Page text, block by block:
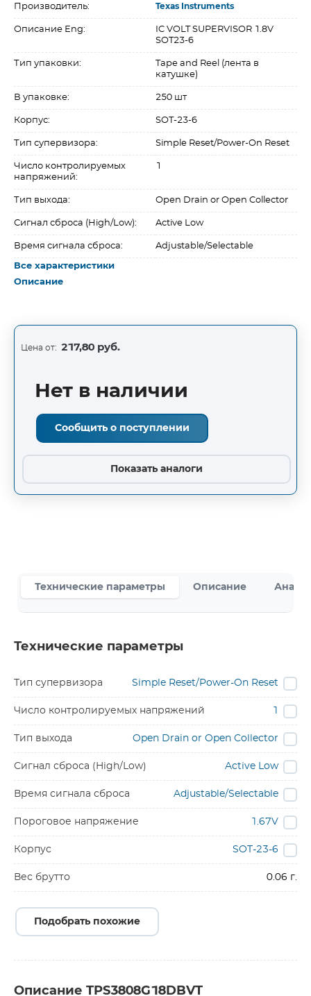
Производитель: Texas Instruments
Описание Eng:
IC VOLT SUPERVISOR 1.8V
SOT23-6
Тип упаковки:
Tape and Reel (лента в
катушке)
В упаковке: 250 шт
Корпус: SOT-23-6
Тип супервизора: Simple Reset/Power-On Reset
Число контролируемых
напряжений:
1
Тип выхода: Open Drain or Open Collector
Сигнал сброса (High/Low): Active Low
Время сигнала сброса: Adjustable/Selectable
Все характеристики
Описание
Цена от: 217,80 руб.
Нет в наличии
Сообщить о поступлении
Показать аналоги
Технические параметры Описание
Технические параметры
Тип супервизора Simple Reset/Power-On Reset
Число контролируемых напряжений
Тип выхода Open Drain or Open Collector
Сигнал сброса (High/Low) Active Low
Время сигнала сброса Adjustable/Selectable
Пороговое напряжение 1.67V
Корпус SOT-23-6
Вес брутто 0.06 г.
Подобрать похожие
Описание TPS3808G18DBVT